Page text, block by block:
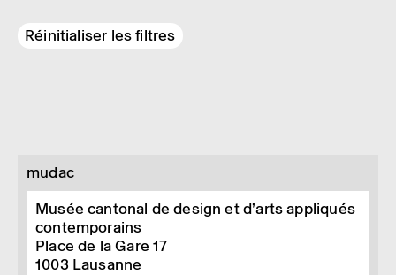
Réinitialiser les filtres
mudac
Musée cantonal de design et d’arts appliqués
contemporains
Place de la Gare 17
1003 Lausanne